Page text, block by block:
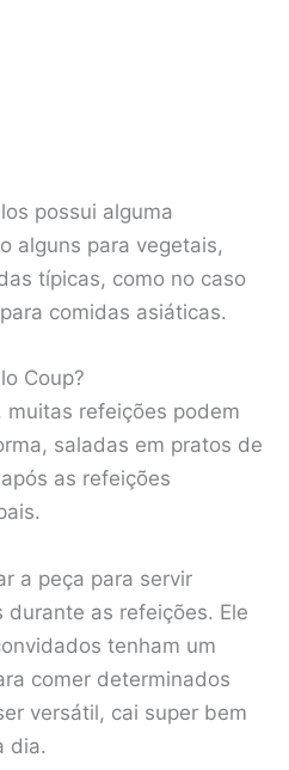
possui alguma
alguns para vegetais,
típicas, como no caso
comidas asiáticas.
Coup?
muitas refeições podem
saladas em pratos de
as refeições
a peça para servir
durante as refeições. Ele
tenham um
comer determinados
versátil, cai super bem
dia.